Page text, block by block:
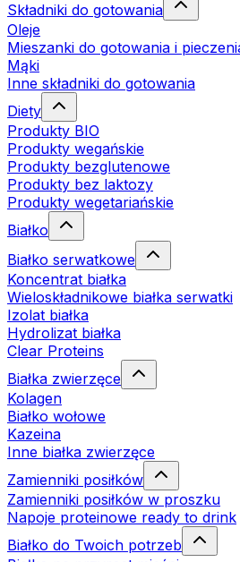
Składniki do gotowania
Oleje
Mieszanki do gotowania i
Mąki
Inne składniki do gotowania
Diety
Produkty BIO
Produkty wegańskie
Produkty bezglutenowe
Produkty bez laktozy
Produkty wegetariańskie
Białko
Białko serwatkowe
Koncentrat białka
Wieloskładnikowe białka serwatki
Izolat białka
Hydrolizat białka
Clear Proteins
Białka zwierzęce
Kolagen
Białko wołowe
Kazeina
Inne białka zwierzęce
Zamienniki posiłków
Zamienniki posiłków w proszku
Napoje proteinowe ready to drink
Białko do Twoich potrzeb